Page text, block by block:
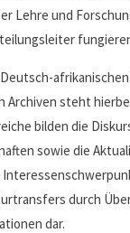
Lehre und
Archiven steht
bilden die
sowie die
durch
dar.